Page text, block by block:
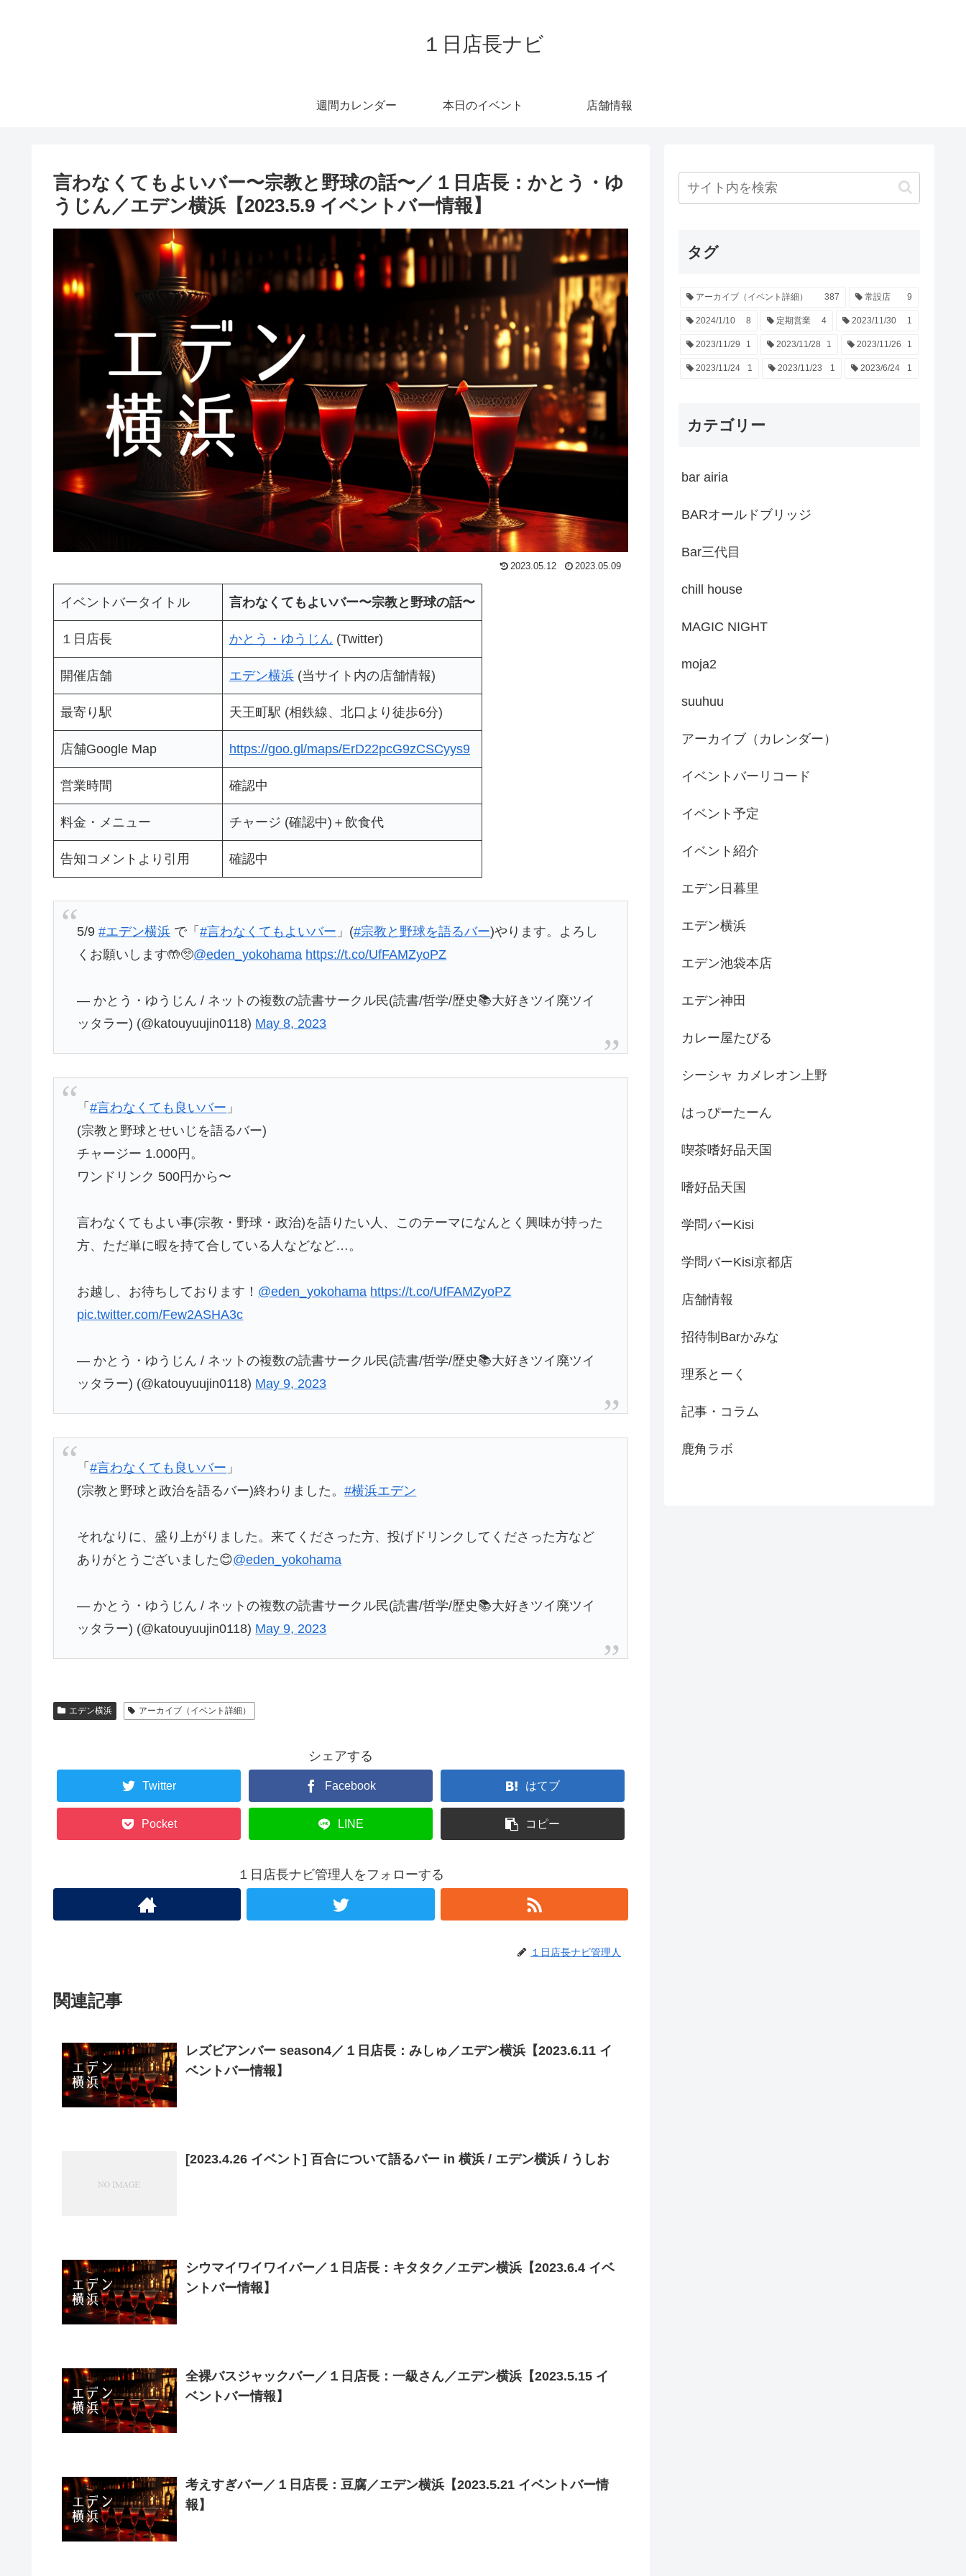
１日店長ナビ
週間カレンダー 本日のイベント 店舗情報
言わなくてもよいバー〜宗教と野球の話〜／１日店長：かとう・ゆ
うじん／エデン横浜【2023.5.9 イベントバー情報】
2023.05.12 2023.05.09
イベントバータイトル 言わなくてもよいバー〜宗教と野球の話〜
１日店長 かとう・ゆうじん (Twitter)
開催店舗 エデン横浜 (当サイト内の店舗情報)
最寄り駅 天王町駅 (相鉄線、北口より徒歩6分)
店舗Google Map https://goo.gl/maps/ErD22pcG9zCSCyys9
営業時間 確認中
料金・メニュー チャージ (確認中)＋飲食代
告知コメントより引用 確認中
5/9#エデン横浜 で「#言わなくてもよいバー 」(#宗教と野球を語るバー)やります。よろし
くお願いします🤲🥺@eden_yokohama https://t.co/UfFAMZyoPZ
— かとう・ゆうじん / ネットの複数の読書サークル民(読書/哲学/歴史📚大好きツイ廃ツイ
ッタラー) (@katouyuujin0118) May 8, 2023
「#言わなくても良いバー 」
(宗教と野球とせいじを語るバー)
チャージー 1.000円。
ワンドリンク 500円から〜
言わなくてもよい事(宗教・野球・政治)を語りたい人、このテーマになんとく興味が持った
方、ただ単に暇を持て合している人などなど…。
お越し、お待ちしております！ @eden_yokohama https://t.co/UfFAMZyoPZ
pic.twitter.com/Few2ASHA3c
— かとう・ゆうじん / ネットの複数の読書サークル民(読書/哲学/歴史📚大好きツイ廃ツイ
ッタラー) (@katouyuujin0118) May 9, 2023
「#言わなくても良いバー 」
(宗教と野球と政治を語るバー)終わりました。#横浜エデン
それなりに、盛り上がりました。来てくださった方、投げドリンクしてくださった方など
ありがとうございました😊@eden_yokohama
— かとう・ゆうじん / ネットの複数の読書サークル民(読書/哲学/歴史📚大好きツイ廃ツイ
ッタラー) (@katouyuujin0118) May 9, 2023
エデン横浜 アーカイブ（イベント詳細）
シェアする
Twitter Facebook はてブ
Pocket LINE コピー
１日店長ナビ管理人をフォローする
１日店長ナビ管理人
関連記事
レズビアンバー season4／１日店長：みしゅ／エデン横浜【2023.6.11 イ
ベントバー情報】
[2023.4.26 イベント] 百合について語るバー in 横浜 / エデン横浜 / うしお
シウマイワイワイバー／１日店長：キタタク／エデン横浜【2023.6.4 イベ
ントバー情報】
全裸バスジャックバー／１日店長：一級さん／エデン横浜【2023.5.15 イ
ベントバー情報】
考えすぎバー／１日店長：豆腐／エデン横浜【2023.5.21 イベントバー情
報】
タグ
アーカイブ（イベント詳細） 387 常設店 9
2024/1/10 8 定期営業 4 2023/11/30 1
2023/11/29 1 2023/11/28 1 2023/11/26 1
2023/11/24 1 2023/11/23 1 2023/6/24 1
カテゴリー
bar airia
BARオールドブリッジ
Bar三代目
chill house
MAGIC NIGHT
moja2
suuhuu
アーカイブ（カレンダー）
イベントバーリコード
イベント予定
イベント紹介
エデン日暮里
エデン横浜
エデン池袋本店
エデン神田
カレー屋たびる
シーシャ カメレオン上野
はっぴーたーん
喫茶嗜好品天国
嗜好品天国
学問バーKisi
学問バーKisi京都店
店舗情報
招待制Barかみな
理系とーく
記事・コラム
鹿角ラボ